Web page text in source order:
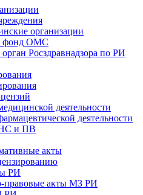
организации
фонд ОМС
Росздравнадзора по РИ
деятельности
деятельности
НС и ПВ
акты
РИ
правовые акты МЗ РИ